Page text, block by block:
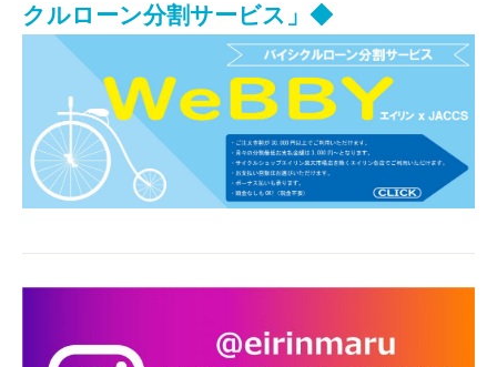
クルローン分割サービス」◆